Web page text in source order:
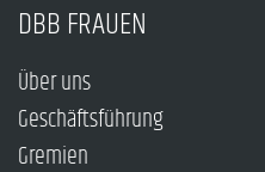
DBB FRAUEN
Über uns
Geschäftsführung
Gremien